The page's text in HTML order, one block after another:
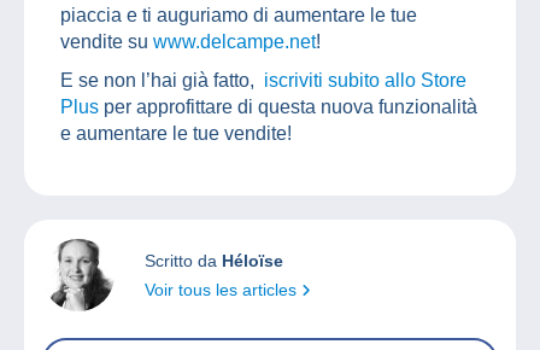
piaccia e ti auguriamo di aumentare le tue
vendite su www.delcampe.net!
E se non l’hai già fatto, iscriviti subito allo Store
Plus per approfittare di questa nuova funzionalità
e aumentare le tue vendite!
Scritto da Héloïse
Voir tous les articles